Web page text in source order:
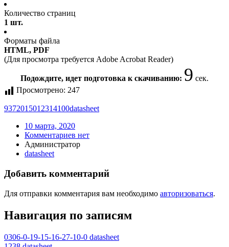
Количество страниц
1 шт.
Форматы файла
HTML, PDF
(Для просмотра требуется Adobe Acrobat Reader)
Подождите, идет подготовка к скачиванию: 9 сек.
Просмотрено: 247
9372015012314100datasheet
10 марта, 2020
Комментариев нет
Администратор
datasheet
Добавить комментарий
Для отправки комментария вам необходимо авторизоваться.
Навигация по записям
0306-0-19-15-16-27-10-0 datasheet